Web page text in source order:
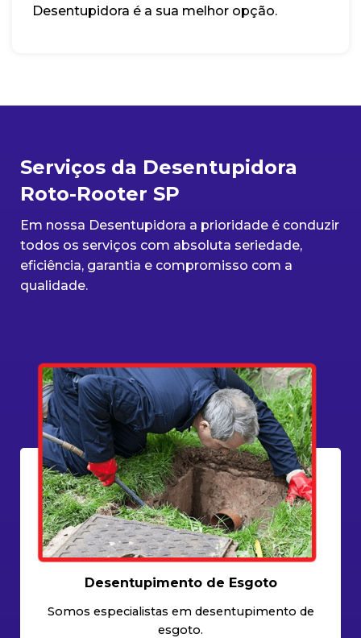
Desentupidora é a sua melhor opção.
Serviços da Desentupidora
Roto-Rooter SP
Em nossa Desentupidora a prioridade é conduzir
todos os serviços com absoluta seriedade,
eficiência, garantia e compromisso com a
qualidade.
Desentupimento de Esgoto
Somos especialistas em desentupimento de
esgoto.